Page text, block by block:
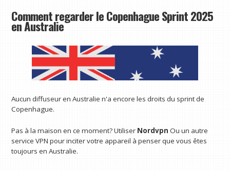
Comment regarder le Copenhague Sprint 2025
en Australie
Aucun diffuseur en Australie n'a encore les droits du sprint de
Copenhague.
Pas à la maison en ce moment? Utiliser Nordvpn Ou un autre
service VPN pour inciter votre appareil à penser que vous êtes
toujours en Australie.